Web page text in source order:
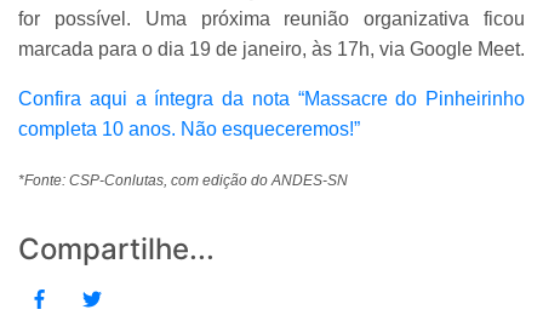
for possível. Uma próxima reunião organizativa ficou
marcada para o dia 19 de janeiro, às 17h, via Google Meet.
Confira aqui a íntegra da nota “Massacre do Pinheirinho
completa 10 anos. Não esqueceremos!”
*Fonte: CSP-Conlutas, com edição do ANDES-SN
Compartilhe...